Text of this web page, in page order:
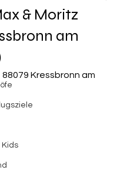
Kids
& Moritz
am
88079 Kressbronn am